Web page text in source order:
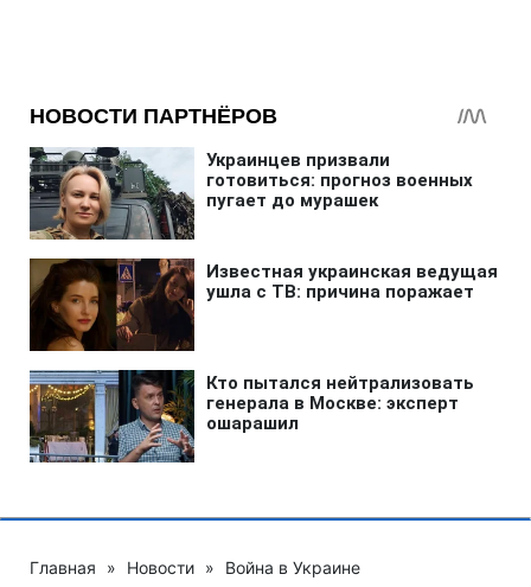
Главная » Новости » Война в Украине